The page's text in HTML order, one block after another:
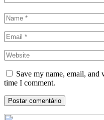
Save my name, email,
time I comment.